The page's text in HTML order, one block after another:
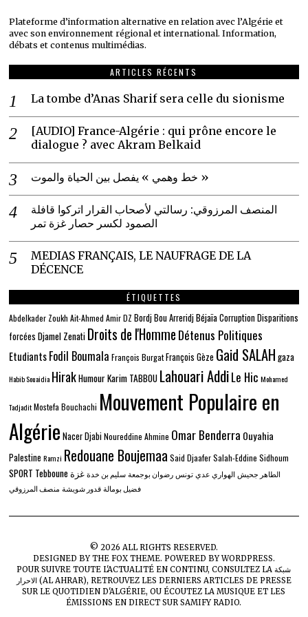
Plateforme d’information alternative en relation avec l’Algérie et
avec son environnement régional et international. Information,
débats et contenus multimédias.
ARTICLES RÉCENTS
La tombe d’Anas Sharif sera celle du sionisme
[AUDIO] France-Algérie : qui prône encore le
dialogue ? avec Akram Belkaid
خط وهمي » يفصل بين الحياة والموت »
المنصف المرزوقي: رسالتي لأصحاب القرار اتركوا قافلة
الصمود لكسر حصار غزة تمر
MEDIAS FRANÇAIS, LE NAUFRAGE DE LA
DÉCENCE
ÉTIQUETTES
Abdelkader Zoukh Ait-Ahmed Amir DZ Bordj Bou ArreridjBéjaïaCorruption Disparitions
forcées Djamel Zenati Droits de l'Homme Détenus Politiques
EtudiantsFodil Boumala François BurgatFrançois Gèze Gaid SALAH gaza
Habib Souaidia HirakHumourKarim TABBOU Lahouari AddiLe Hic Mohamed
Tadjadit Mostefa Bouchachi Mouvement Populaire en
Algérie Nacer Djabi Noureddine Ahmine Omar Benderra Ouyahia
Palestine Ramzi Redouane Boujemaa Said Djaafer Salah-Eddine Sidhoum
SPORT Tebboune الطاهر جحيش الهواري عدي تونس رضوان بوجمعة سليم بن خدة غزة
فضيل بومالة قدور شويشة منصف المرزوقي
© 2026 ALL RIGHTS RESERVED.
DESIGNED BYTHE FOX THEME. POWERED BY WORDPRESS.
POUR SUIVRE TOUTE L'ACTUALITÉ EN CONTINU, CONSULTEZ LAشبكة
الاحرار (AL AHRAR), RETROUVEZ LES DERNIERS ARTICLES DE PRESSE
SURLE QUOTIDIEN D'ALGÉRIE, OU ÉCOUTEZ LA MUSIQUE ET LES
ÉMISSIONS EN DIRECT SURSAMIFY RADIO.